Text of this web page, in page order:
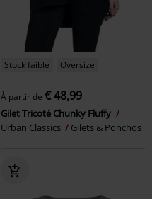
Stock faible Oversize
À partir de € 48,99
Gilet Tricoté Chunky Fluffy
Urban Classics
Gilets & Ponchos